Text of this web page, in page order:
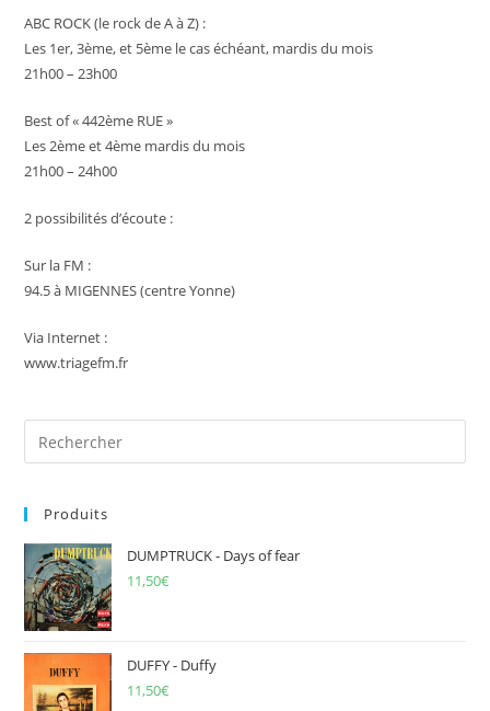
ABC ROCK (le rock de A à Z) :
Les 1er, 3ème, et 5ème le cas échéant, mardis du mois
21h00 – 23h00
Best of « 442ème RUE »
Les 2ème et 4ème mardis du mois
21h00 – 24h00
2 possibilités d’écoute :
Sur la FM :
94.5 à MIGENNES (centre Yonne)
Via Internet :
www.triagefm.fr
Produits
DUMPTRUCK - Days of fear
11,50€
DUFFY - Duffy
11,50€